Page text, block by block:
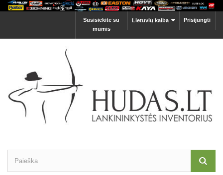
Prisijungti
Lietuvių kalba
Susisiekite su
mumis